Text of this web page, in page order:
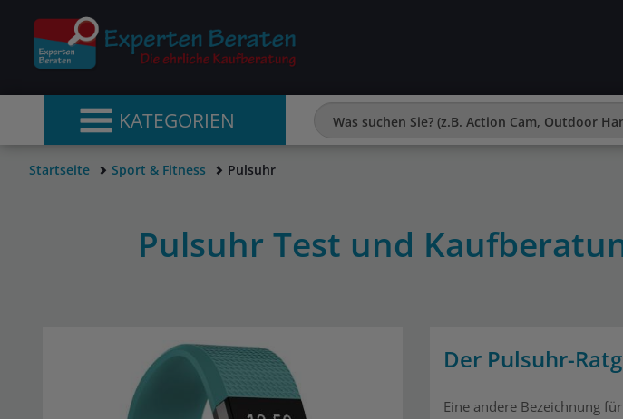
KATEGORIEN
Startseite Sport & Fitness Pulsuhr
Pulsuhr Test und
Der Pulsuhr-
Eine andere Bezeichnung